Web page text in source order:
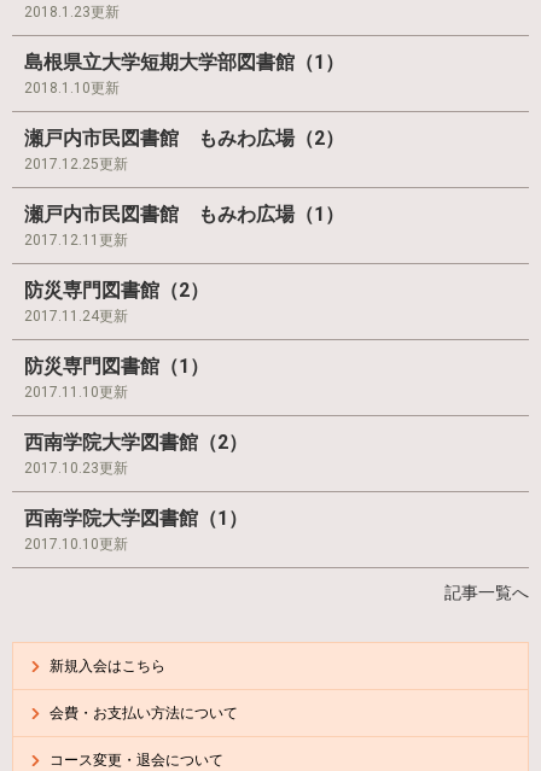
2018.1.23更新
島根県立大学短期大学部図書館（1）
2018.1.10更新
瀬戸内市民図書館 もみわ広場（2）
2017.12.25更新
瀬戸内市民図書館 もみわ広場（1）
2017.12.11更新
防災専門図書館（2）
2017.11.24更新
防災専門図書館（1）
2017.11.10更新
西南学院大学図書館（2）
2017.10.23更新
西南学院大学図書館（1）
2017.10.10更新
記事一覧へ
新規入会はこちら
会費・お支払い方法について
コース変更・退会について